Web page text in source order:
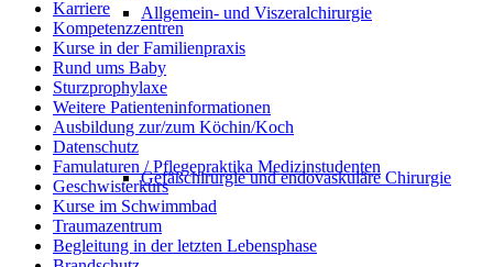
Allgemein- und Viszeralchirurgie
Gefäßchirurgie und endovaskuläre Chirurgie
Karriere
Kompetenzzentren
Kurse in der Familienpraxis
Rund ums Baby
Sturzprophylaxe
Weitere Patienteninformationen
Ausbildung zur/zum Köchin/Koch
Datenschutz
Famulaturen / Pflegepraktika Medizinstudenten
Geschwisterkurs
Kurse im Schwimmbad
Traumazentrum
Begleitung in der letzten Lebensphase